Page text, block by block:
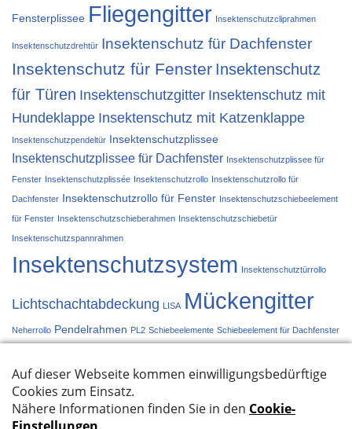
Fensterplissee Fliegengitter Insektenschutzcliprahmen
Insektenschutzdrehtür Insektenschutz für Dachfenster
Insektenschutz für Fenster Insektenschutz
für Türen Insektenschutzgitter Insektenschutz mit
Hundeklappe Insektenschutz mit Katzenklappe
Insektenschutzpendeltür Insektenschutzplissee
Insektenschutzplissee für Dachfenster Insektenschutzplissee für
Fenster Insektenschutzplissée Insektenschutzrollo Insektenschutzrollo für
Dachfenster Insektenschutzrollo für Fenster Insektenschutzschiebeelement
für Fenster Insektenschutzschieberahmen Insektenschutzschiebetür
Insektenschutzspannrahmen
Insektenschutzsystem Insektenschutztürrollo
Lichtschachtabdeckung LISA Mückengitter
Neherrollo Pendelrahmen PL2 Schiebeelemente Schiebeelement für Dachfenster